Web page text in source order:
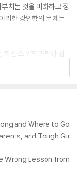
치는 것을 미화하고 장
러한 강인함의 문제는
최신 스포츠 과학과 심
. 즉 독자들이 역경과
인함, 즉 진정한 강인함
를 기울이고, 그러한 반
하다. 저자는 진정한 내
심 원칙을 다음과 같이
and Where to Go
and Tough Gu
Wrong Lesson from